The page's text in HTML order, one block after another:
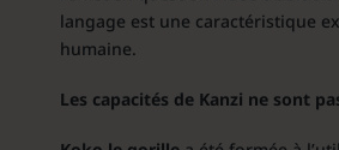
langage est une caractéristique
humaine.
Les capacités de Kanzi ne sont